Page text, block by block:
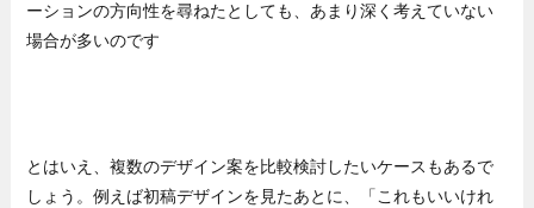
ーションの方向性を尋ねたとしても、あまり深く考えていない
場合が多いのです
とはいえ、複数のデザイン案を比較検討したいケースもあるで
しょう。例えば初稿デザインを見たあとに、「これもいいけれ